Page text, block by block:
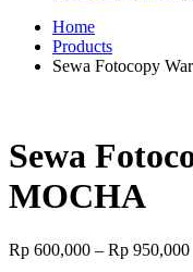
Home
Products
Sewa Fotocopy
Sewa
MOCHA
Rp 600,000 – Rp 950,000